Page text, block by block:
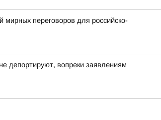
переговоров для российско-
депортируют, вопреки заявлениям